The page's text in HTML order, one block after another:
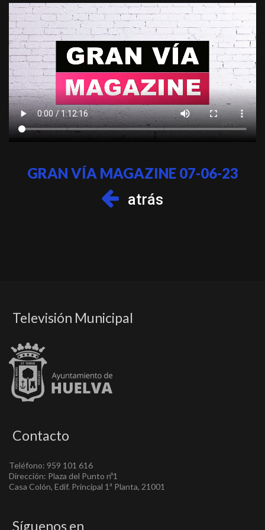
GRAN VÍA MAGAZINE 07-06-23
atrás
Televisión Municipal
Contacto
Teléfono: 959 101 616
Dirección: Plaza del Punto nº1
Casa Colón, Edif. Principal 1ª Planta, 21001
Síguenos en